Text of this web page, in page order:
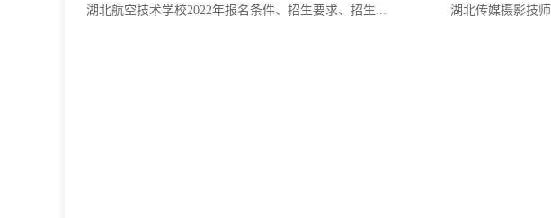
湖北航空技术学校2022年报名条件、招生要求、招生... 湖北传媒摄影技